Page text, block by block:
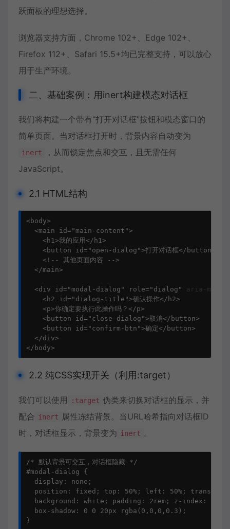
跃面板的理想选择。
浏览器支持方面，Chrome 102+、Edge 102+、
Firefox 112+、Safari 15.5+均已完整支持，可以放心
用于生产环境。
二、基础案例：用inert构建模态对话框
我们将构建一个带有“打开对话框”按钮和模态窗口的
简单页面。当对话框打开时，背景内容自动变为
inert
，从而锁定焦点和交互，且无需任何
JavaScript。
2.1 HTML结构
<body>
  <main id="main-content">
    <h1>我的应用</h1>
    <button id="open-dialog">打开对话框</button>
    <!-- 其他页面内容 -->
  </main>
  <div id="modal-dialog" role="dialog"
aria-modal
    <h2 id="dialog-title">确认操作</h2>
    <p>你确定要执行此操作吗？</p>
    <button id="close-dialog">取消</button>
    <button id="confirm-btn">确定</button>
  </div>
</body>
2.2 纯CSS实现开关（利用:target）
我们可以使用 :target 伪类来切换对话框的显示，并
配合 inert 属性冻结背景。当URL哈希指向对话框ID
时，对话框显示，背景变为 inert 。
/* 默认背景可交互，对话框隐藏 */
#modal-dialog {
  display: none;
position: fixed; top: 50%; left: 50%;
background: white; padding: 2rem; z-index:
  box-shadow: 0 0 20px rgba(0,0,0,0.3);
}